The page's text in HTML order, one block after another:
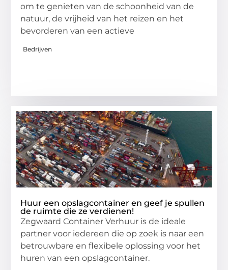
om te genieten van de schoonheid van de
natuur, de vrijheid van het reizen en het
bevorderen van een actieve
Bedrijven
Huur een opslagcontainer en geef je spullen
de ruimte die ze verdienen!
Zegwaard Container Verhuur is de ideale
partner voor iedereen die op zoek is naar een
betrouwbare en flexibele oplossing voor het
huren van een opslagcontainer.